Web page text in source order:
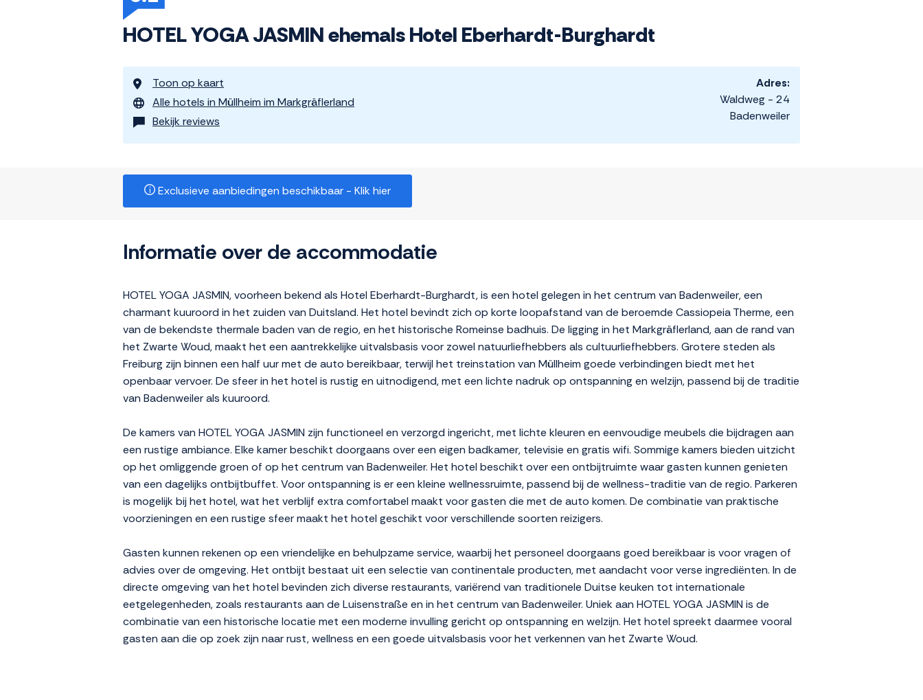
HOTEL YOGA JASMIN ehemals Hotel Eberhardt-Burghardt
Toon op kaart
Alle hotels in Müllheim im Markgräflerland
Bekijk reviews
Adres:
Waldweg - 24
Badenweiler
Exclusieve aanbiedingen beschikbaar - Klik hier
Informatie over de accommodatie
HOTEL YOGA JASMIN, voorheen bekend als Hotel Eberhardt-Burghardt, is een hotel gelegen in het centrum van Badenweiler, een
charmant kuuroord in het zuiden van Duitsland. Het hotel bevindt zich op korte loopafstand van de beroemde Cassiopeia Therme, een
van de bekendste thermale baden van de regio, en het historische Romeinse badhuis. De ligging in het Markgräflerland, aan de rand van
het Zwarte Woud, maakt het een aantrekkelijke uitvalsbasis voor zowel natuurliefhebbers als cultuurliefhebbers. Grotere steden als
Freiburg zijn binnen een half uur met de auto bereikbaar, terwijl het treinstation van Müllheim goede verbindingen biedt met het
openbaar vervoer. De sfeer in het hotel is rustig en uitnodigend, met een lichte nadruk op ontspanning en welzijn, passend bij de traditie
van Badenweiler als kuuroord.
De kamers van HOTEL YOGA JASMIN zijn functioneel en verzorgd ingericht, met lichte kleuren en eenvoudige meubels die bijdragen aan
een rustige ambiance. Elke kamer beschikt doorgaans over een eigen badkamer, televisie en gratis wifi. Sommige kamers bieden uitzicht
op het omliggende groen of op het centrum van Badenweiler. Het hotel beschikt over een ontbijtruimte waar gasten kunnen genieten
van een dagelijks ontbijtbuffet. Voor ontspanning is er een kleine wellnessruimte, passend bij de wellness-traditie van de regio. Parkeren
is mogelijk bij het hotel, wat het verblijf extra comfortabel maakt voor gasten die met de auto komen. De combinatie van praktische
voorzieningen en een rustige sfeer maakt het hotel geschikt voor verschillende soorten reizigers.
Gasten kunnen rekenen op een vriendelijke en behulpzame service, waarbij het personeel doorgaans goed bereikbaar is voor vragen of
advies over de omgeving. Het ontbijt bestaat uit een selectie van continentale producten, met aandacht voor verse ingrediënten. In de
directe omgeving van het hotel bevinden zich diverse restaurants, variërend van traditionele Duitse keuken tot internationale
eetgelegenheden, zoals restaurants aan de Luisenstraße en in het centrum van Badenweiler. Uniek aan HOTEL YOGA JASMIN is de
combinatie van een historische locatie met een moderne invulling gericht op ontspanning en welzijn. Het hotel spreekt daarmee vooral
gasten aan die op zoek zijn naar rust, wellness en een goede uitvalsbasis voor het verkennen van het Zwarte Woud.